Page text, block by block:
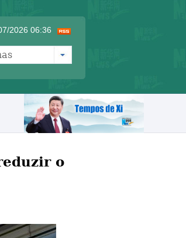
2026 06:36
o